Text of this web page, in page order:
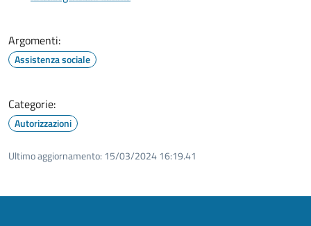
Argomenti:
Assistenza sociale
Categorie:
Autorizzazioni
Ultimo aggiornamento: 15/03/2024 16:19.41